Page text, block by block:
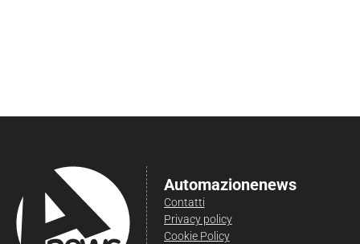
Automazionenews
Contatti
Privacy policy
Cookie Policy